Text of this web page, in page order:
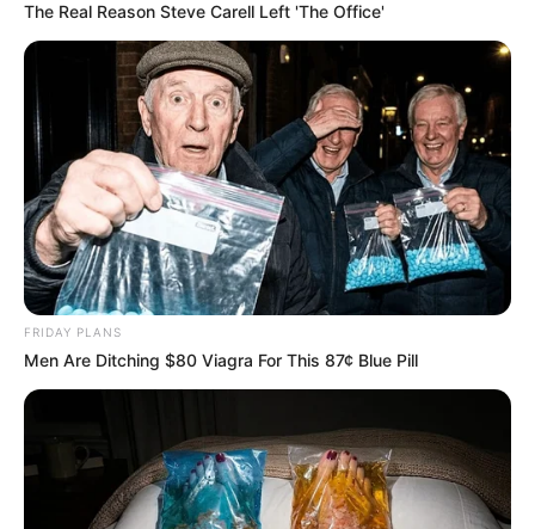
The Real Reason Steve Carell Left 'The Office'
FRIDAY PLANS
Men Are Ditching $80 Viagra For This 87¢ Blue Pill